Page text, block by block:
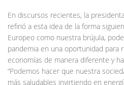
En discursos recientes, la
refirió a esta idea de la forma
Europeo como nuestra brújula,
pandemia en una oportunidad para
economías de manera diferente y
“Podemos hacer que nuestra
más saludables invirtiendo en